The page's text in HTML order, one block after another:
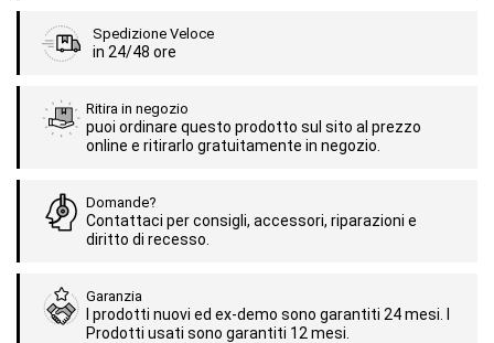
Spedizione Veloce
in 24/48 ore
Ritira in negozio
puoi ordinare questo prodotto sul sito al prezzo
online e ritirarlo gratuitamente in negozio.
Domande?
Contattaci per consigli, accessori, riparazioni e
diritto di recesso.
Garanzia
I prodotti nuovi ed ex-demo sono garantiti 24 mesi. I
Prodotti usati sono garantiti 12 mesi.